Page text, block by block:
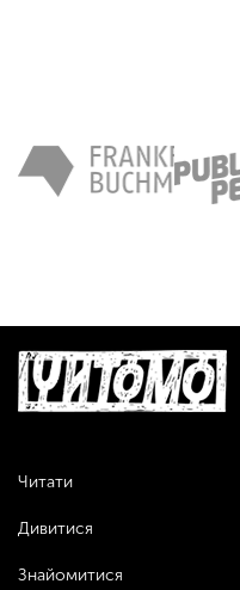
Читати
Дивитися
Знайомитися